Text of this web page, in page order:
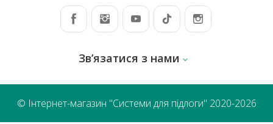
Зв’язатися з нами
© Інтернет-магазин "Системи для підлоги" 2020-2026